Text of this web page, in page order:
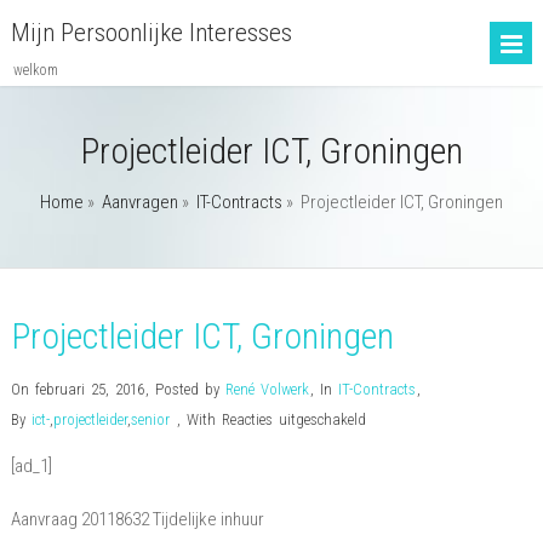
Mijn Persoonlijke Interesses
welkom
Projectleider ICT, Groningen
Home » Aanvragen » IT-Contracts » Projectleider ICT, Groningen
Projectleider ICT, Groningen
On februari 25, 2016, Posted by René Volwerk, In IT-Contracts ,
By ict-,projectleider,senior , With Reacties uitgeschakeldvoor
[ad_1]
Aanvraag 20118632 Tijdelijke inhuur